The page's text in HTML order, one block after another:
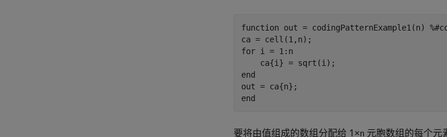
function out = codingPatternExample1(n)
for i = 1:n
end
end
要将由值组成的数组分配给 1×n 元胞数组的每个元